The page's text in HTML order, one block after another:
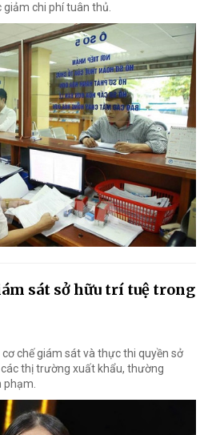
chi phí tuân thủ.
sát sở hữu trí tuệ trong
chế giám sát và thực thi quyền sở
thị trường xuất khẩu, thường